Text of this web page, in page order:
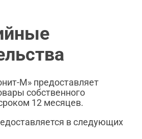
М» предоставляет
собственного
12 месяцев.
в следующих